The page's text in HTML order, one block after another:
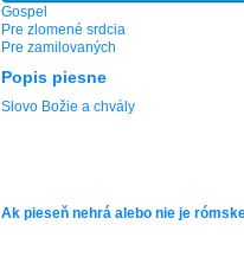
Gospel
Pre zlomené srdcia
Pre zamilovaných
Popis piesne
Slovo Božie a chvály
Ak pieseň nehrá alebo nie je